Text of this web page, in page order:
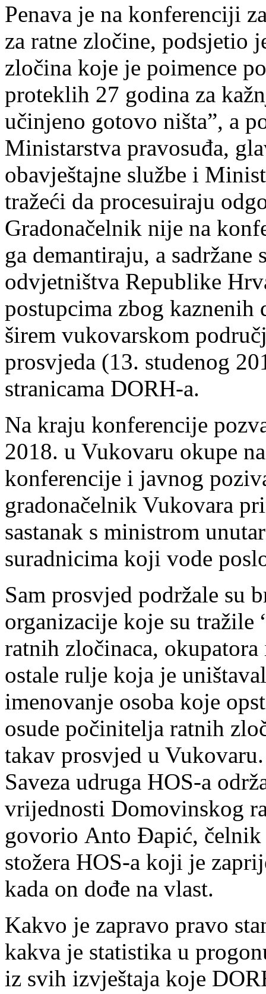
Penava je na konferenciji
za ratne zločine, podsjetio
zločina koje je poimence
proteklih 27 godina za
učinjeno gotovo ništa”, a
Ministarstva pravosuđa,
obavještajne službe i
tražeći da procesuiraju
Gradonačelnik nije na
ga demantiraju, a
odvjetništva Republike
postupcima zbog
širem vukovarskom
prosvjeda (13. studenog
stranicama DORH-a.
Na kraju konferencije
2018. u Vukovaru okupe
konferencije i javnog
gradonačelnik Vukovara
sastanak s ministrom
suradnicima koji vode
Sam prosvjed podržale su
organizacije koje su tražile
ratnih zločinaca,
ostale rulje koja je
imenovanje osoba koje
osude počinitelja ratnih
takav prosvjed u
Saveza udruga HOS-a
vrijednosti Domovinskog
govorio Anto Đapić,
stožera HOS-a koji je
kada on dođe na vlast.
Kakvo je zapravo pravo
kakva je statistika u
iz svih izvještaja koje